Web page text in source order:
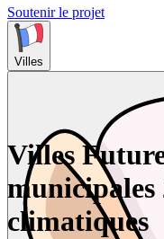
Soutenir le projet
Villes
Villes
municipales
climatiques